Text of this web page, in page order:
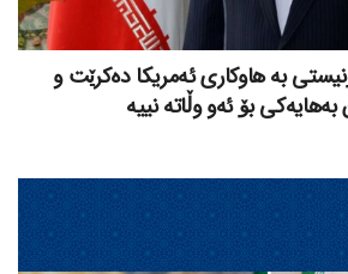
بە هاوکاری ئەمریکا دەکرێت و
بۆ ئەو وڵاتە نییە